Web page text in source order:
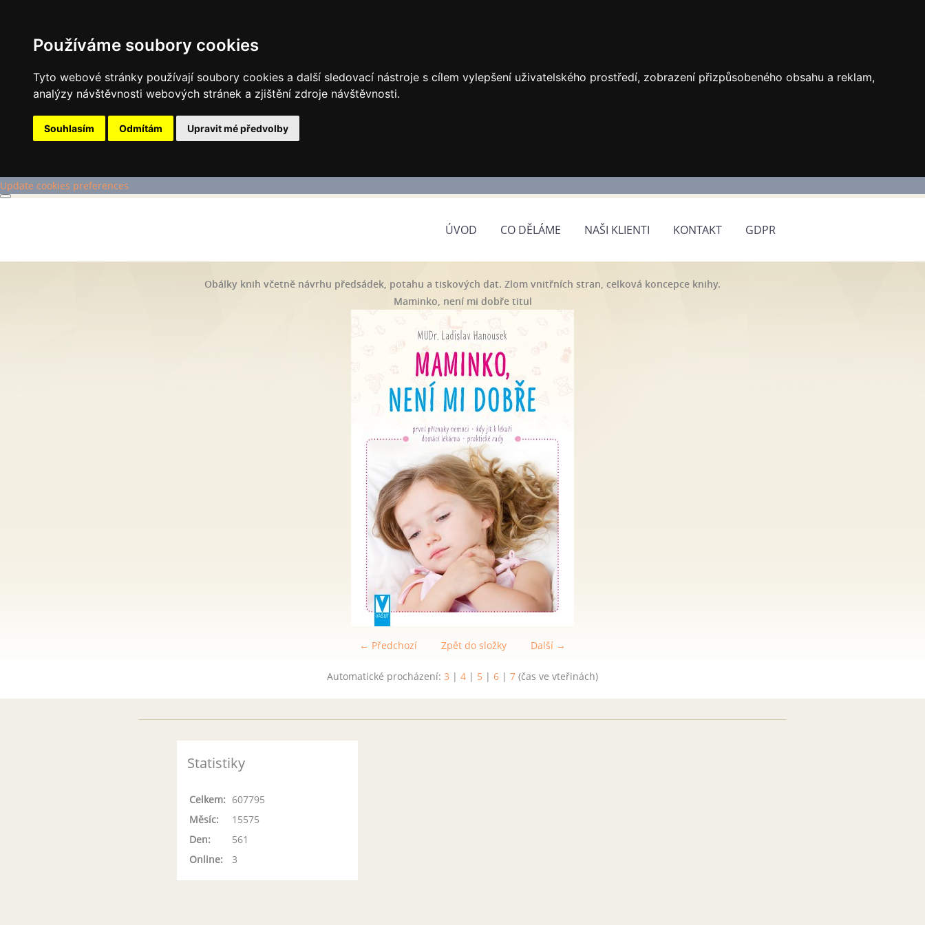
Používáme soubory cookies
Tyto webové stránky používají soubory cookies a další sledovací nástroje s cílem vylepšení uživatelského prostředí, zobrazení přizpůsobeného obsahu a reklam,
analýzy návštěvnosti webových stránek a zjištění zdroje návštěvnosti.
Souhlasím Odmítám Upravit mé předvolby
Update cookies preferences
ÚVOD CO DĚLÁME NAŠI KLIENTI KONTAKT GDPR
Obálky knih včetně návrhu předsádek, potahu a tiskových dat. Zlom vnitřních stran, celková koncepce knihy.
Maminko, není mi dobře titul
← Předchozí Další →
Zpět do složky
Automatické procházení: 3 | 4 | 5 | 6 | 7 (čas ve vteřinách)
Statistiky
Online: 3
Celkem: 607795
Měsíc:
15575
Den:
561